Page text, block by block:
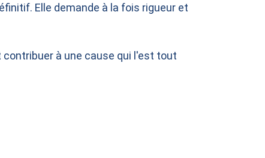
Elle demande à la fois rigueur et
à une cause qui l'est tout